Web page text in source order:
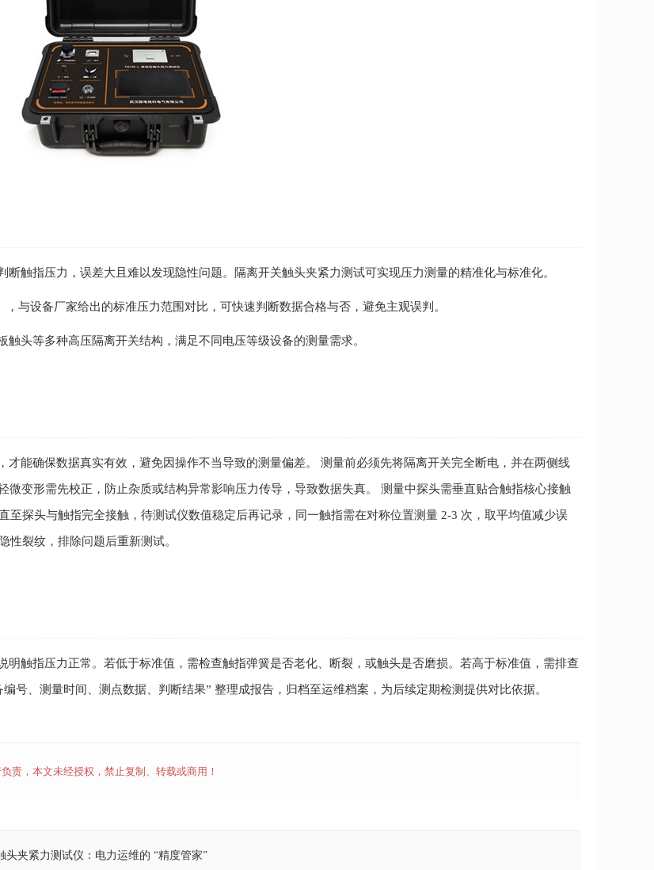
触指压力，误差大且难以发现隐性问题。隔离开关触头夹紧力测试可实现压力测量的精准化与标准化。
与设备厂家给出的标准压力范围对比，可快速判断数据合格与否，避免主观误判。
头等多种高压隔离开关结构，满足不同电压等级设备的测量需求。
能确保数据真实有效，避免因操作不当导致的测量偏差。 测量前必须先将隔离开关完全断电，并在两侧线
微变形需先校正，防止杂质或结构异常影响压力传导，导致数据失真。 测量中探头需垂直贴合触指核心接触
至探头与触指完全接触，待测试仪数值稳定后再记录，同一触指需在对称位置测量 2-3 次，取平均值减少误
性裂纹，排除问题后重新测试。
触指压力正常。若低于标准值，需检查触指弹簧是否老化、断裂，或触头是否磨损。若高于标准值，需排查
号、测量时间、测点数据、判断结果” 整理成报告，归档至运维档案，为后续定期检测提供对比依据。
责，本文未经授权，禁止复制、转载或商用！
头夹紧力测试仪：电力运维的 “精度管家”